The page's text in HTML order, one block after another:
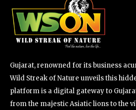
Gujarat, renowned for its business
Wild Streak of Nature unveils this
platform is a digital gateway to
from the majestic Asiatic lions to the